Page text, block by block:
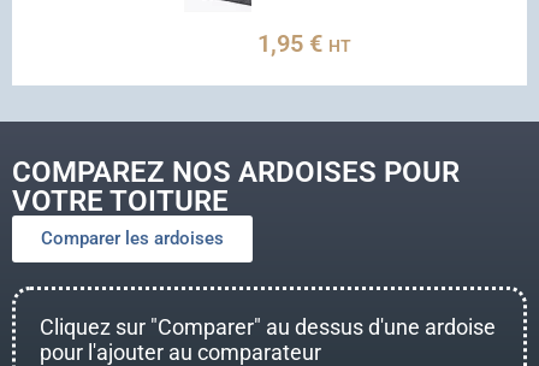
1,95 € HT
COMPAREZ NOS ARDOISES POUR
VOTRE TOITURE
Comparer les ardoises
Cliquez sur "Comparer" au dessus d'une ardoise
pour l'ajouter au comparateur